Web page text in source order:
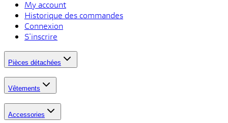
My account
Historique des commandes
Connexion
S'inscrire
Pièces détachées
Vêtements
Accessories